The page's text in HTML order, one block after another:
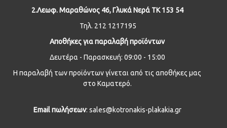
2.Λεωφ. Μαραθώνος 46, Γλυκά Νερά ΤΚ 153 54
Τηλ. 212 1217195
Αποθήκες για παραλαβή προϊόντων
Δευτέρα - Παρασκευή: 09:00 - 15:00
Η παραλαβή των προϊόντων γίνεται από τις αποθήκες μας
στο Καματερό.
Email πωλήσεων: sales@kotronakis-plakakia.gr